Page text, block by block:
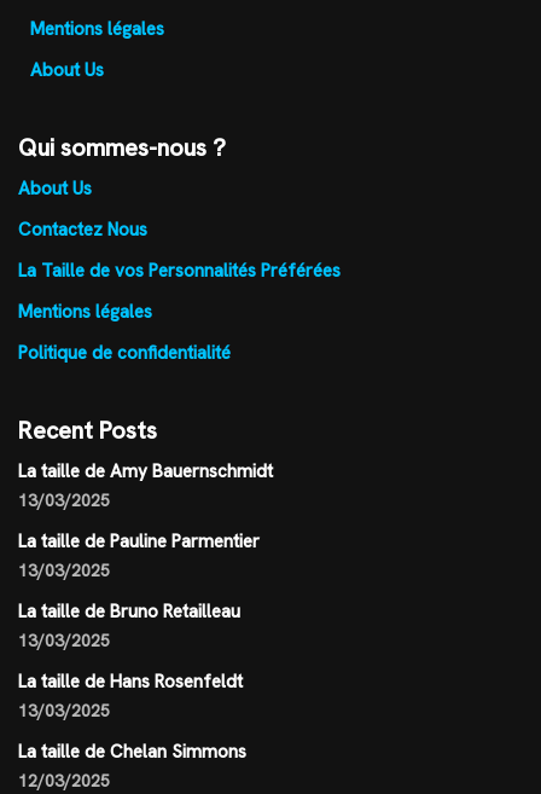
Mentions légales
About Us
Qui sommes-nous ?
About Us
Contactez Nous
La Taille de vos Personnalités Préférées
Mentions légales
Politique de confidentialité
Recent Posts
La taille de Amy Bauernschmidt
13/03/2025
La taille de Pauline Parmentier
13/03/2025
La taille de Bruno Retailleau
13/03/2025
La taille de Hans Rosenfeldt
13/03/2025
La taille de Chelan Simmons
12/03/2025